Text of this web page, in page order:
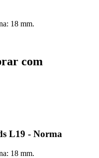
18 mm.
com
L19 - Norma
18 mm.